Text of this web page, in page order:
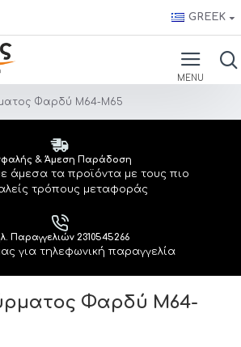
GREEK
Φαρδύ M64-M65
& Άμεση Παράδοση
άμεσα τα προϊόντα με τους πιο
τρόπους μεταφοράς
Παραγγελιών 2310545266
για τηλεφωνική παραγγελία
Φαρδύ M64-